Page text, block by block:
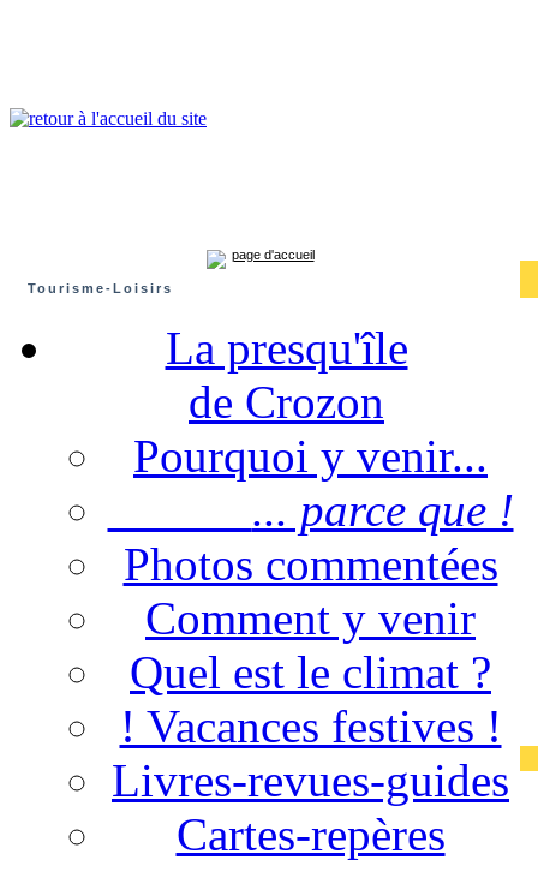
page d'accueil
Tourisme-Loisirs
La presqu'île
de Crozon
Pourquoi y venir...
... parce que !
Photos commentées
Comment y venir
Quel est le climat ?
! Vacances festives !
Livres-revues-guides
Cartes-repères